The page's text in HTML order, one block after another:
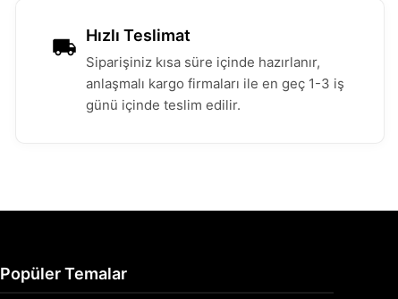
Hızlı Teslimat
Siparişiniz kısa süre içinde hazırlanır,
anlaşmalı kargo firmaları ile en geç 1-3 iş
günü içinde teslim edilir.
Popüler Temalar